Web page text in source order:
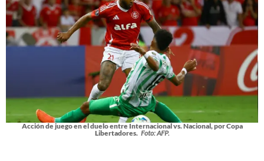
Acción de juego en el duelo entre Internacional vs. Nacional, por Copa
Libertadores. Foto: AFP.